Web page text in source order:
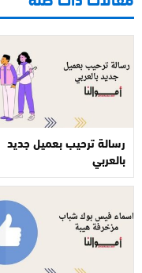
رسالة ترحيب بعميل جديد
بالعربي